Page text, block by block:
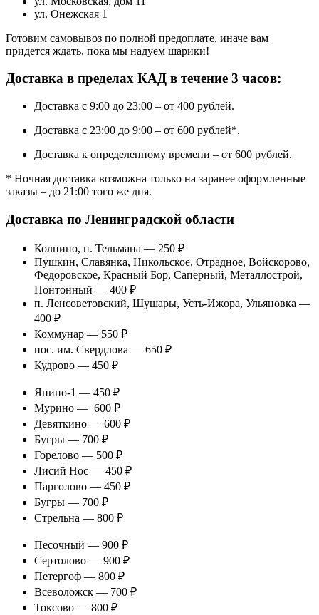
ул. Онежская 1
Готовим самовывоз по полной предоплате, иначе вам
придется ждать, пока мы надуем шарики!
Доставка в пределах КАД в течение 3 часов:
Доставка с 9:00 до 23:00 – от 400 рублей.
Доставка с 23:00 до 9:00 – от 600 рублей*.
Доставка к определенному времени – от 600 рублей.
* Ночная доставка возможна только на заранее оформленные
заказы – до 21:00 того же дня.
Доставка по Ленинградской области
Колпино, п. Тельмана — 250 ₽
Пушкин, Славянка, Никольское, Отрадное, Войскорово,
Федоровское, Красный Бор, Саперный, Металлострой,
Понтонный — 400 ₽
п. Ленсоветовский, Шушары, Усть-Ижора, Ульяновка —
400 ₽
Коммунар — 550 ₽
пос. им. Свердлова — 650 ₽
Кудрово — 450 ₽
Янино-1 — 450 ₽
Мурино — 600 ₽
Девяткино — 600 ₽
Бугры — 700 ₽
Горелово — 500 ₽
Лисий Нос — 450 ₽
Парголово — 450 ₽
Бугры — 700 ₽
Стрельна — 800 ₽
Песочный — 900 ₽
Сертолово — 900 ₽
Петергоф — 800 ₽
Всеволожск — 700 ₽
Токсово — 800 ₽